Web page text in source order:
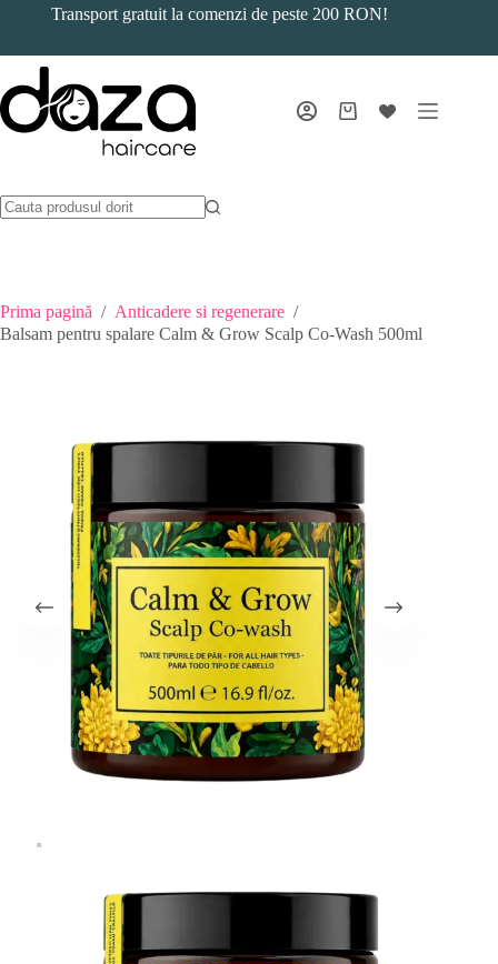
Transport gratuit la comenzi de peste 200 RON!
Coș
Prima pagină / Anticadere si regenerare /
Balsam pentru spalare Calm & Grow Scalp Co-Wash 500ml